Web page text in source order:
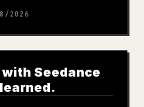
2026
Seedance